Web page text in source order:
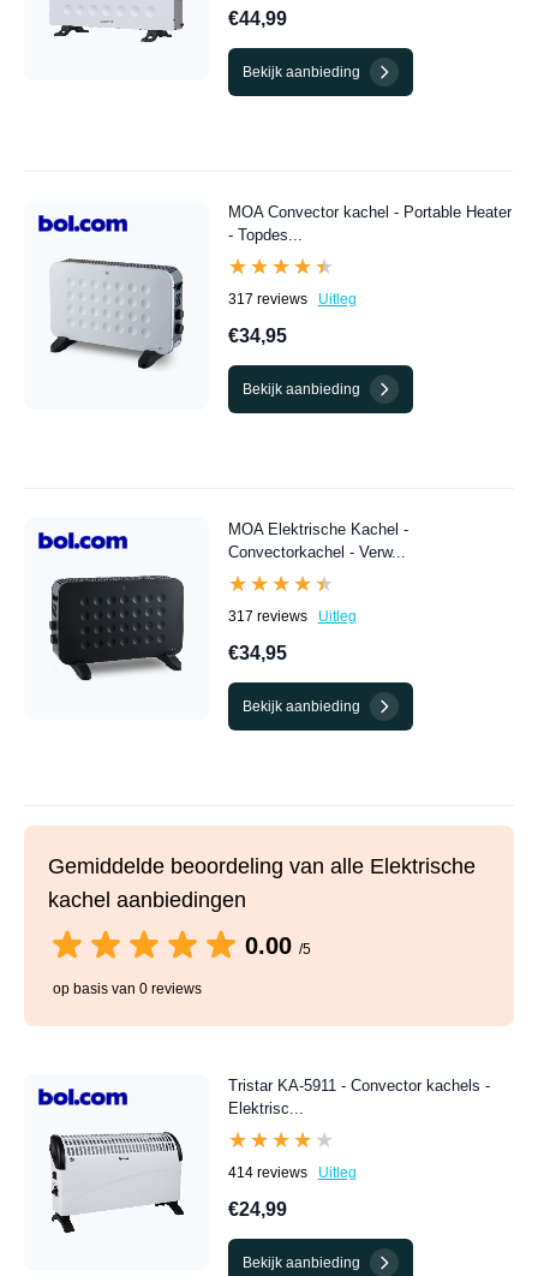
€44,99
Bekijk aanbieding
MOA Convector kachel - Portable Heater
- Topdes...
★★★★★
★★★★★
317 reviews Uitleg
€34,95
Bekijk aanbieding
MOA Elektrische Kachel -
Convectorkachel - Verw...
★★★★★
★★★★★
317 reviews Uitleg
€34,95
Bekijk aanbieding
Gemiddelde beoordeling van alle Elektrische
kachel aanbiedingen
0.00 /5
op basis van 0 reviews
Tristar KA-5911 - Convector kachels -
Elektrisc...
★★★★★
★★★★★
414 reviews Uitleg
€24,99
Bekijk aanbieding